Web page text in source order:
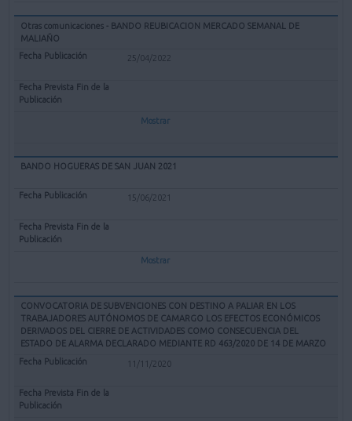
Otras comunicaciones - BANDO REUBICACION MERCADO SEMANAL DE
MALIAÑO
25/04/2022
Mostrar
BANDO HOGUERAS DE SAN JUAN 2021
15/06/2021
Mostrar
CONVOCATORIA DE SUBVENCIONES CON DESTINO A PALIAR EN LOS
TRABAJADORES AUTÓNOMOS DE CAMARGO LOS EFECTOS ECONÓMICOS
DERIVADOS DEL CIERRE DE ACTIVIDADES COMO CONSECUENCIA DEL
ESTADO DE ALARMA DECLARADO MEDIANTE RD 463/2020 DE 14 DE MARZO
11/11/2020